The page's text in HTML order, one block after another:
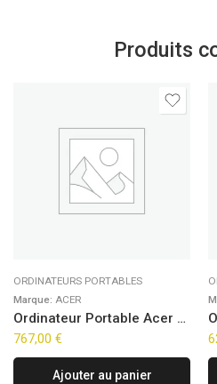
Produits
ORDINATEURS PORTABLES
Marque: ACER
Ordinateur Portable Acer Aspire Go 15 AG15-42P-R5K8 (15,6″)
767,00 €
Ajouter au panier